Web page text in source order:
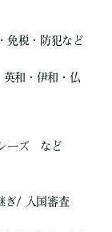
免税・防犯など
和・伊和・仏
ーズ など
ぎ/ 入国審査